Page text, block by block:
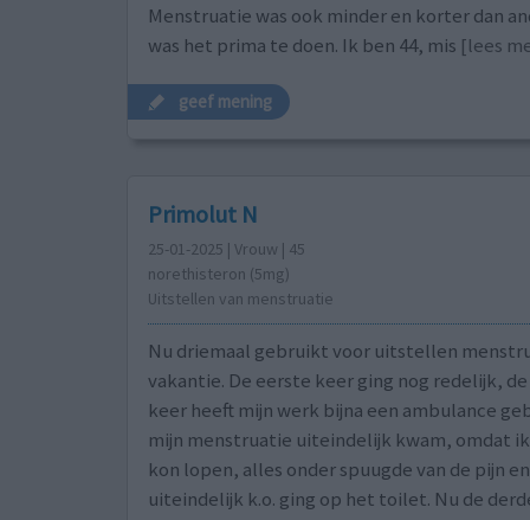
Menstruatie was ook minder en korter dan
was het prima te doen. Ik ben 44, mis [lees
geef mening
Primolut N
25-01-2025 | Vrouw | 45
norethisteron (5mg)
Uitstellen van menstruatie
Nu driemaal gebruikt voor uitstellen
vakantie. De eerste keer ging nog redelijk,
keer heeft mijn werk bijna een ambulance
mijn menstruatie uiteindelijk kwam, omdat
kon lopen, alles onder spuugde van de pijn en
uiteindelijk k.o. ging op het toilet. Nu de